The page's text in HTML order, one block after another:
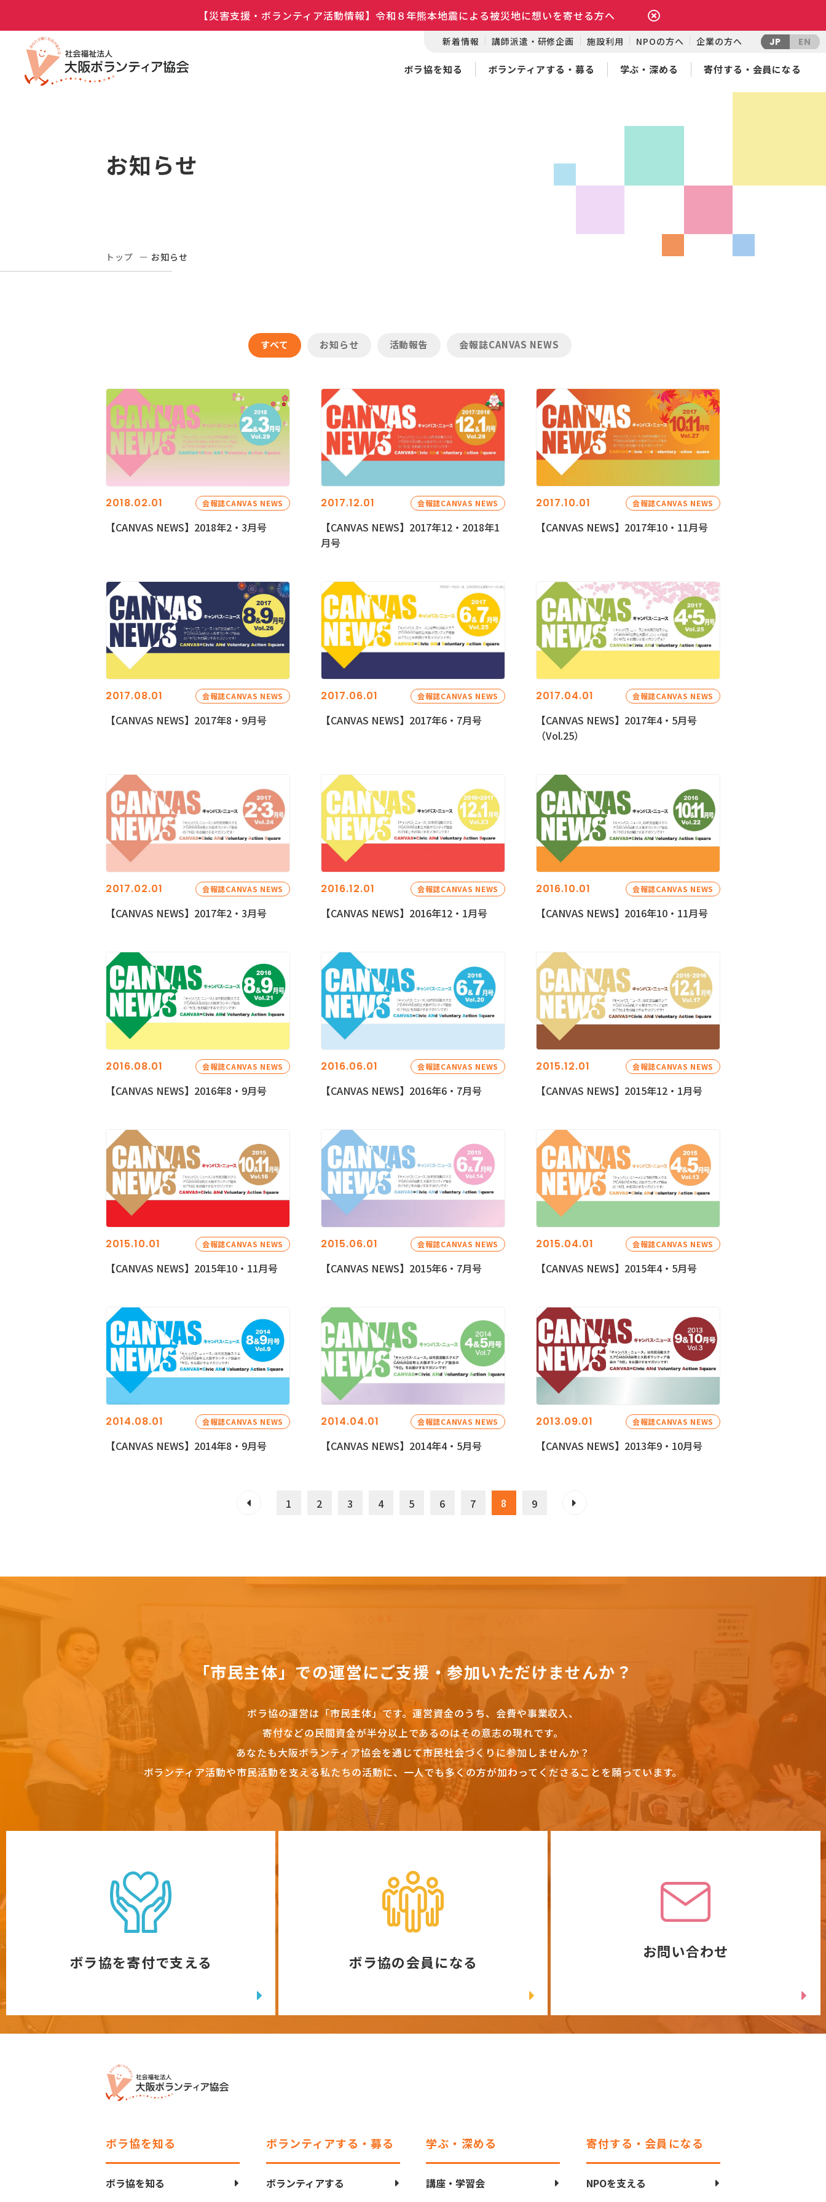
【災害支援・ボランティア活動情報】令和８年熊本地震による被災地に想いを寄せる方へ
新着情報 講師派遣・研修企画 施設利用 NPOの方へ 企業の方へ JP EN
ボラ協を知る ボランティアする・募る 学ぶ・深める 寄付する・会員になる
お知らせ
トップ お知らせ
すべて お知らせ 活動報告 会報誌CANVAS NEWS
2018.02.01 会報誌CANVAS NEWS
【CANVAS NEWS】2018年2・3月号
2017.12.01 会報誌CANVAS NEWS
【CANVAS NEWS】2017年12・2018年1
月号
2017.10.01 会報誌CANVAS NEWS
【CANVAS NEWS】2017年10・11月号
2017.08.01 会報誌CANVAS NEWS
【CANVAS NEWS】2017年8・9月号
2017.06.01 会報誌CANVAS NEWS
【CANVAS NEWS】2017年6・7月号
2017.04.01 会報誌CANVAS NEWS
【CANVAS NEWS】2017年4・5月号
（Vol.25）
2017.02.01 会報誌CANVAS NEWS
【CANVAS NEWS】2017年2・3月号
2016.12.01 会報誌CANVAS NEWS
【CANVAS NEWS】2016年12・1月号
2016.10.01 会報誌CANVAS NEWS
【CANVAS NEWS】2016年10・11月号
2016.08.01 会報誌CANVAS NEWS
【CANVAS NEWS】2016年8・9月号
2016.06.01 会報誌CANVAS NEWS
【CANVAS NEWS】2016年6・7月号
2015.12.01 会報誌CANVAS NEWS
【CANVAS NEWS】2015年12・1月号
2015.10.01 会報誌CANVAS NEWS
【CANVAS NEWS】2015年10・11月号
2015.06.01 会報誌CANVAS NEWS
【CANVAS NEWS】2015年6・7月号
2015.04.01 会報誌CANVAS NEWS
【CANVAS NEWS】2015年4・5月号
2014.08.01 会報誌CANVAS NEWS
【CANVAS NEWS】2014年8・9月号
2014.04.01 会報誌CANVAS NEWS
【CANVAS NEWS】2014年4・5月号
2013.09.01 会報誌CANVAS NEWS
【CANVAS NEWS】2013年9・10月号
1 2 3 4 5 6 7 8 9
「市民主体」での運営にご支援・参加いただけませんか？
ボラ協の運営は「市民主体」です。 運営資金のうち、会費や事業収入、
寄付などの民間資金が半分以上であるのはその意志の現れです。
あなたも大阪ボランティア協会を通じて市民社会づくりに参加しませんか？
ボランティア活動や市民活動を支える私たちの活動に、一人でも多くの方が加わってくださることを願っています。
ボラ協を寄付で支える ボラ協の会員になる
お問い合わせ
ボラ協を知る
ボラ協を知る
ボランティアする・募る
ボランティアする
学ぶ・深める
講座・学習会
寄付する・会員になる
NPOを支える